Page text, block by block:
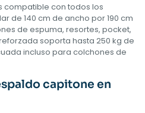
compatible con todos los
de 140 cm de ancho por 190 cm
de espuma, resortes, pocket,
soporta hasta 250 kg de
incluso para colchones de
capitone en